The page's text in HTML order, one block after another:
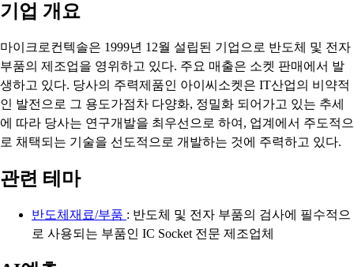
기업 개요
마이크로컨텍솔은 1999년 12월 설립된 기업으로 반도체 및 전자
부품의 제조업을 영위하고 있다. 주요 매출은 소켓 판매에서 발
생하고 있다. 당사의 주력제품인 아이씨소켓은 IT산업의 비약적
인 발전으로 그 용도가점차 다양화, 정밀화 되어가고 있는 추세
에 따라 당사는 연구개발을 최우선으로 하여, 업계에서 주도적으
로 채택되는 기술을 선도적으로 개발하는 것에 주력하고 있다.
관련 테마
반도체재료/부품 : 반도체 및 전자 부품의 검사에 필수적으
로 사용되는 부품인 IC Socket 전문 제조업체